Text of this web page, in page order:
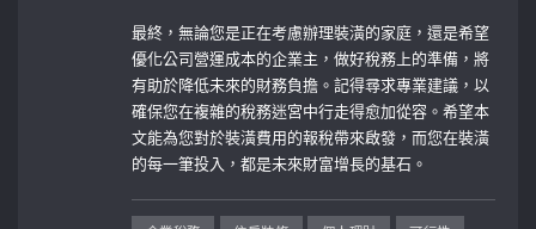
最終，無論您是正在考慮辦理裝潢的家庭，還是希望
優化公司營運成本的企業主，做好稅務上的準備，將
有助於降低未來的財務負擔。記得尋求專業建議，以
確保您在複雜的稅務迷宮中行走得愈加從容。希望本
文能為您對於裝潢費用的報稅帶來啟發，而您在裝潢
的每一筆投入，都是未來財富增長的基石。